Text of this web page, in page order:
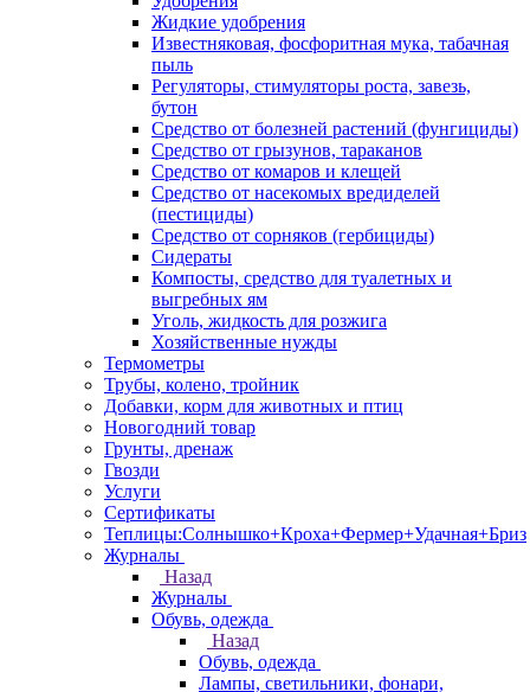
Жидкие удобрения
Известняковая, фосфоритная мука, табачная
пыль
Регуляторы, стимуляторы роста, завезь,
бутон
Средство от болезней растений (фунгициды)
Средство от грызунов, тараканов
Средство от комаров и клещей
Средство от насекомых вредиделей
(пестициды)
Средство от сорняков (гербициды)
Сидераты
Компосты, средство для туалетных и
выгребных ям
Уголь, жидкость для розжига
Хозяйственные нужды
Термометры
Трубы, колено, тройник
Добавки, корм для животных и птиц
Новогодний товар
Грунты, дренаж
Гвозди
Услуги
Сертификаты
Теплицы:Солнышко+Кроха+Фермер+Удачная+Бриз
Журналы
Назад
Журналы
Обувь, одежда
Назад
Обувь, одежда
Лампы, светильники, фонари,